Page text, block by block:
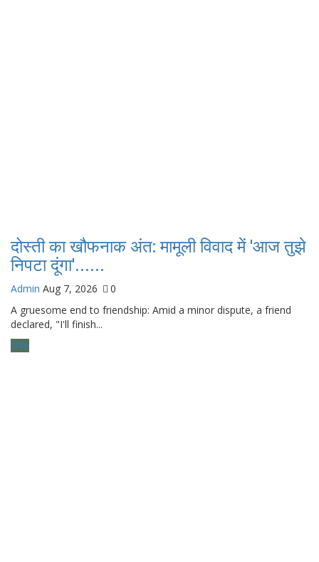
दोस्ती का खौफनाक अंत: मामूली विवाद में 'आज तुझे
निपटा दूंगा'......
Admin Aug 7, 2026
0
A gruesome end to friendship: Amid a minor dispute, a friend
declared, "I'll finish...
विदेश